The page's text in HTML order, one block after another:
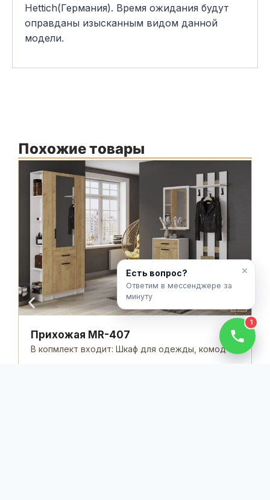
Hettich(Германия). Время ожидания будут
оправданы изысканным видом данной
модели.
Похожие товары
Прихожая MR-407
В копмлект входит: Шкаф для одежды, комод
Есть вопрос?
Ответим в мессенджере за
минуту
×
1